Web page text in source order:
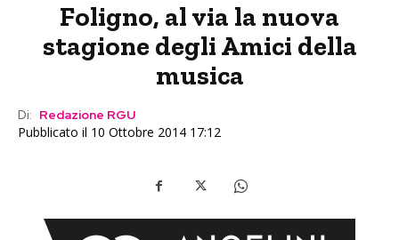
Foligno, al via la nuova
stagione degli Amici della
musica
Di: Redazione RGU
Pubblicato il 10 Ottobre 2014 17:12